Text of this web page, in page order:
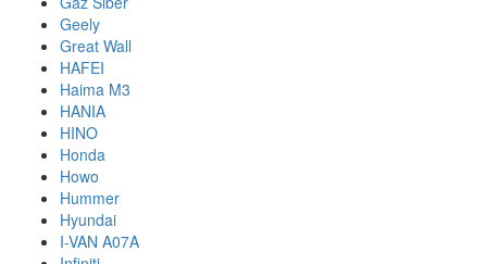
Geely
Great Wall
HAFEI
Haima M3
HANIA
HINO
Honda
Howo
Hummer
Hyundai
I-VAN A07A